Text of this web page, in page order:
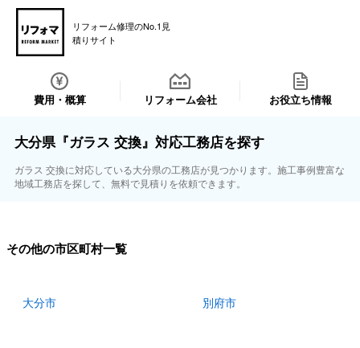
リフォーム修理のNo.1見
積りサイト
費用・概算 リフォーム会社 お役立ち情報
大分県『ガラス 交換』対応工務店を探す
ガラス 交換に対応している大分県の工務店が見つかります。施工事例豊富な
地域工務店を探して、無料で見積りを依頼できます。
その他の市区町村一覧
大分市 別府市